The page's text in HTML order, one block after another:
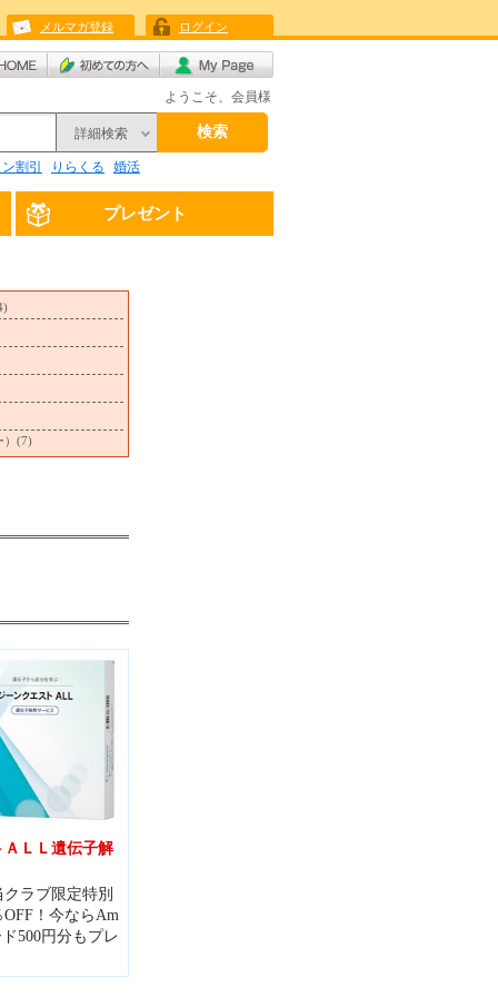
メルマガ登録 ログイン
ようこそ、会員様
詳細検索 検索
割引 りらくる 婚活
プレゼント
）(7)
ＡＬＬ遺伝子解
クラブ限定特別
！今ならAm
500円分もプレ